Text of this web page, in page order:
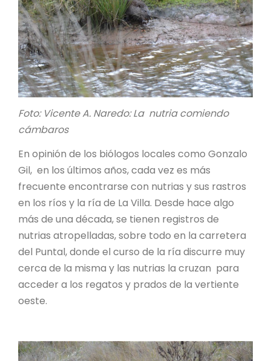
Foto: Vicente A. Naredo: La nutria comiendo
cámbaros
En opinión de los biólogos locales como Gonzalo
Gil, en los últimos años, cada vez es más
frecuente encontrarse con nutrias y sus rastros
en los ríos y la ría de La Villa. Desde hace algo
más de una década, se tienen registros de
nutrias atropelladas, sobre todo en la carretera
del Puntal, donde el curso de la ría discurre muy
cerca de la misma y las nutrias la cruzan para
acceder a los regatos y prados de la vertiente
oeste.